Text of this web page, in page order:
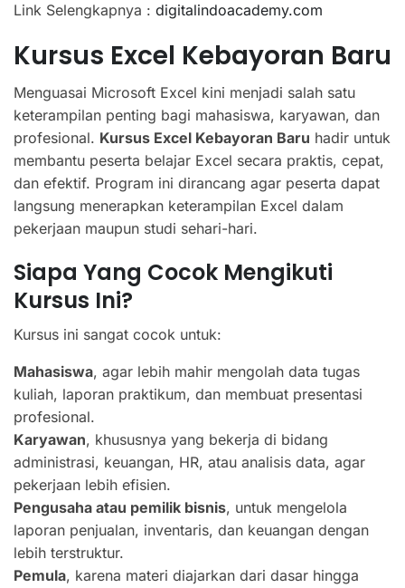
Link Selengkapnya : digitalindoacademy.com
Kursus Excel Kebayoran Baru
Menguasai Microsoft Excel kini menjadi salah satu
keterampilan penting bagi mahasiswa, karyawan, dan
profesional. Kursus Excel Kebayoran Baru hadir untuk
membantu peserta belajar Excel secara praktis, cepat,
dan efektif. Program ini dirancang agar peserta dapat
langsung menerapkan keterampilan Excel dalam
pekerjaan maupun studi sehari-hari.
Siapa Yang Cocok Mengikuti
Kursus Ini?
Kursus ini sangat cocok untuk:
Mahasiswa, agar lebih mahir mengolah data tugas
kuliah, laporan praktikum, dan membuat presentasi
profesional.
Karyawan, khususnya yang bekerja di bidang
administrasi, keuangan, HR, atau analisis data, agar
pekerjaan lebih efisien.
Pengusaha atau pemilik bisnis, untuk mengelola
laporan penjualan, inventaris, dan keuangan dengan
lebih terstruktur.
Pemula, karena materi diajarkan dari dasar hingga